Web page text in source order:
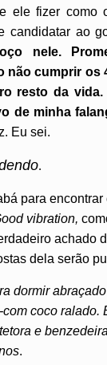
ele fizer como
candidatar ao
nele.
não cumprir os
resto da
de minha
Eu sei.
.
para encontrar
vibration,
achado
dela serão
dormir
coco ralado.
e
.